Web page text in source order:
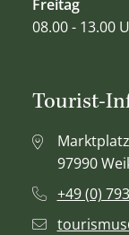
Freitag
08.00 - 13.00
Tourist-
97990
+49 (0)